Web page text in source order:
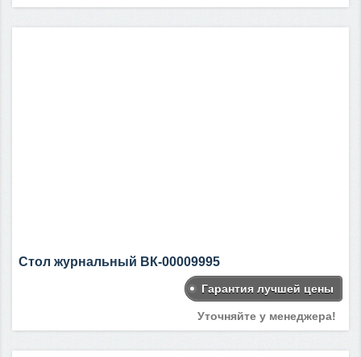
Стол журнальный ВК-00009995
Гарантия лучшей цены
Уточняйте у менеджера!